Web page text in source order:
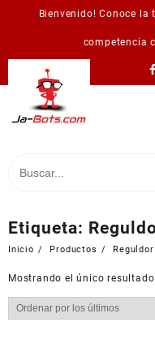
Bienvenido! Conoce
competencia
Etiqueta:
Inicio Productos
Mostrando el único resultado